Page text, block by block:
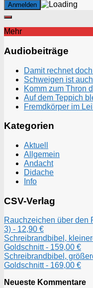
Mehr
Audiobeiträge
Damit rechnet
Schweigen ist
Komm zum Thron
Auf dem Teppich
Fremdkörper im
Kategorien
Aktuell
Allgemein
Andacht
Didache
Info
CSV-Verlag
Rauchzeichen über den
3) - 12,90 €
Schreibrandbibel,
Goldschnitt - 159,00 €
Schreibrandbibel,
Goldschnitt - 169,00 €
Neueste Kommentare